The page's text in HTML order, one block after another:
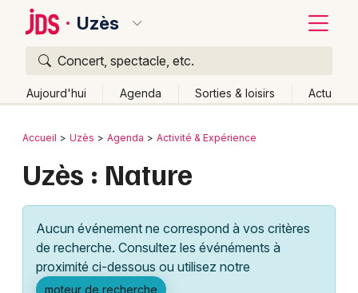
Uzès
Concert, spectacle, etc.
Aujourd'hui Agenda Sorties & loisirs Actu
Publier un événement
Grands événements
Activité & Expérience
Bordeaux
Lille
Lyon
Retour
Accueil Uzès Agenda Activité & Expérience
Uzès : Nature
Aucun événement ne correspond à vos critères
de recherche. Consultez les événéments à
proximité ci-dessous ou utilisez notre
moteur de recherche
Quoi ?
Où ?
Partout
Près de moi Changer de lieu
Quand ?
Ce week-end